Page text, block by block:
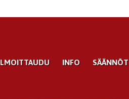
INFO SÄÄNNÖT